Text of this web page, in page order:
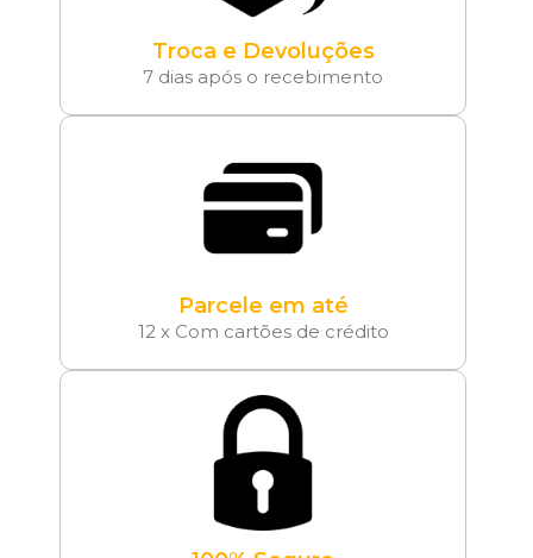
Troca e Devoluções
7 dias após o recebimento
Parcele em até
12 x Com cartões de crédito